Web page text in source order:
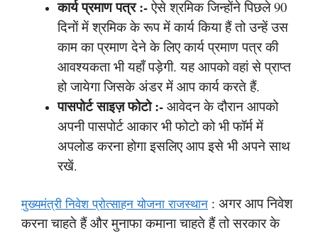
कार्य प्रमाण पत्र:-ऐसे श्रमिक जिन्होंने पिछले 90
दिनों में श्रमिक के रूप में कार्य किया हैं तो उन्हें उस
काम का प्रमाण देने के लिए कार्य प्रमाण पत्र की
आवश्यकता भी यहाँ पड़ेगी. यह आपको वहां से प्राप्त
हो जायेगा जिसके अंडर में आप कार्य करते हैं.
पासपोर्ट साइज़ फोटो:- आवेदन के दौरान आपको
अपनी पासपोर्ट आकार भी फोटो को भी फॉर्म में
अपलोड करना होगा इसलिए आप इसे भी अपने साथ
रखें.
मुख्यमंत्री निवेश प्रोत्साहन योजना राजस्थान : अगर आप निवेश
करना चाहते हैं और मुनाफा कमाना चाहते हैं तो सरकार के